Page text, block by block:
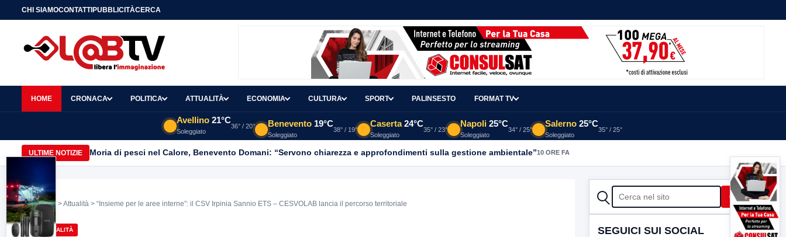
CHI SIAMOCONTATTIPUBBLICITÀCERCA
HOME CRONACA POLITICA ATTUALITÀ ECONOMIA CULTURA SPORT PALINSESTO FORMAT TV
Avellino 21°C
Soleggiato
36° / 20° Benevento 19°C
Soleggiato
38° / 19°
Caserta 24°C
Soleggiato
35° / 23°
Napoli 25°C
Soleggiato
34° / 25°
Salerno 25°C
Soleggiato
35° / 25°
ULTIME NOTIZIE Moria di pesci nel Calore, Benevento Domani: “Servono chiarezza e approfondimenti sulla gestione ambientale”10 ORE FA
Home >Attualità > “Insieme per le aree interne”: il CSV Irpinia Sannio ETS – CESVOLAB lancia il percorso territoriale
ATTUALITÀ
CERCA Cerca
SEGUICI SUI SOCIAL